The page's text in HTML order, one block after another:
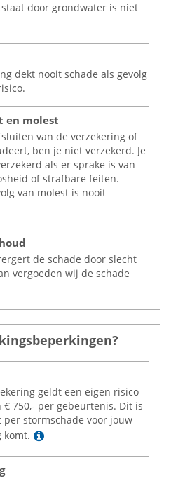
door grondwater is niet
meer
dekt nooit schade als gevolg
en molest
van de verzekering of
ben je niet verzekerd. Je
als er sprake is van
of strafbare feiten.
van molest is nooit
meer
de schade door slecht
vergoeden wij de schade
geldt een eigen risico
€ 750,- per gebeurtenis. Dit is
per stormschade voor jouw
komt.
Lees meer